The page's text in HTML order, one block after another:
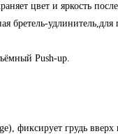
цвет и яркость
удлинитель,для
Push-up.
фиксирует грудь вверх